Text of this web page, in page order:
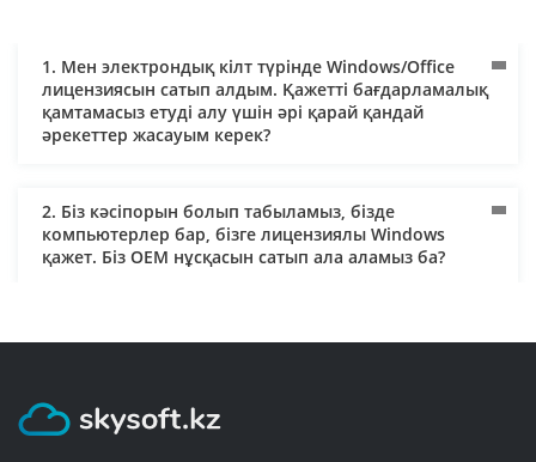
1. Мен электрондық кілт түрінде Windows/Office
лицензиясын сатып алдым. Қажетті бағдарламалық
қамтамасыз етуді алу үшін әрі қарай қандай
әрекеттер жасауым керек?
2. Біз кәсіпорын болып табыламыз, бізде
компьютерлер бар, бізге лицензиялы Windows
қажет. Біз OEM нұсқасын сатып ала аламыз ба?
4. Кәсіпорынға арналған лицензиялық